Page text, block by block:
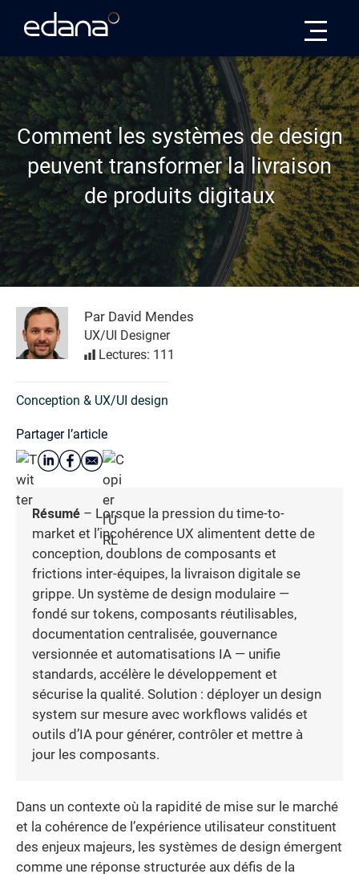
Comment les systèmes de design
peuvent transformer la livraison
de produits digitaux
Par David Mendes
UX/UI Designer
Lectures: 111
Conception & UX/UI design
Partager l’article
Résumé – Lorsque la pression du time-to-
market et l’incohérence UX alimentent dette de
conception, doublons de composants et
frictions inter-équipes, la livraison digitale se
grippe. Un système de design modulaire —
fondé sur tokens, composants réutilisables,
documentation centralisée, gouvernance
versionnée et automatisations IA — unifie
standards, accélère le développement et
sécurise la qualité. Solution : déployer un design
system sur mesure avec workflows validés et
outils d’IA pour générer, contrôler et mettre à
jour les composants.
Dans un contexte où la rapidité de mise sur le marché
et la cohérence de l’expérience utilisateur constituent
des enjeux majeurs, les systèmes de design émergent
comme une réponse structurée aux défis de la